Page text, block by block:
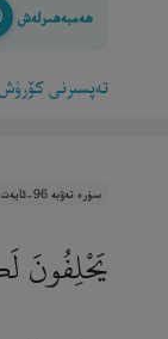
ھەمبەھىرلەش
تەپسىرنى
سۈرە تەۋبە 96-ئايەت
يَحْلِفُونَ